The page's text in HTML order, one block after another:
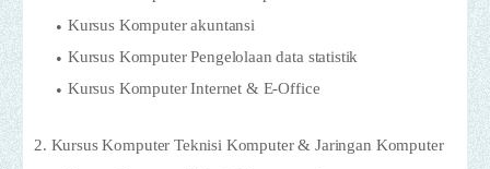
Kursus Komputer akuntansi
Kursus Komputer Pengelolaan data statistik
Kursus Komputer Internet & E-Office
2. Kursus Komputer Teknisi Komputer & Jaringan Komputer